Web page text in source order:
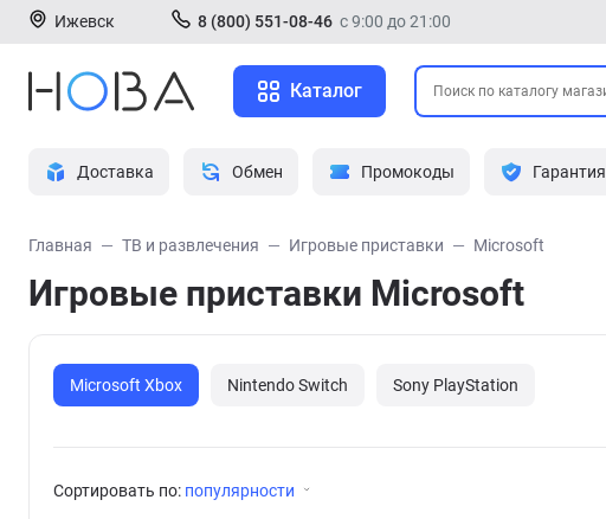
Ижевск 8 (800) 551-08-46 с 9:00 до 21:00
Каталог
Доставка Обмен Промокоды Гарантия
Главная ТВ и развлечения Игровые приставки Microsoft
Игровые приставки Microsoft
Microsoft Xbox Nintendo Switch Sony PlayStation
Сортировать по: популярности